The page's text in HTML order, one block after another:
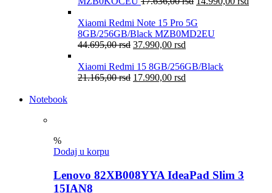
Xiaomi Redmi Note 15 Pro 5G
8GB/256GB/Black MZB0MD2EU
44.695,00rsd 37.990,00 rsd
Xiaomi Redmi 15 8GB/256GB/Black
21.165,00rsd 17.990,00 rsd
Notebook
%
Dodaj u korpu
Lenovo 82XB008YYA IdeaPad Slim 3
15IAN8